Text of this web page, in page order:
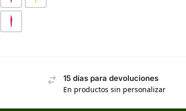
15 días para devoluciones
En productos sin personalizar